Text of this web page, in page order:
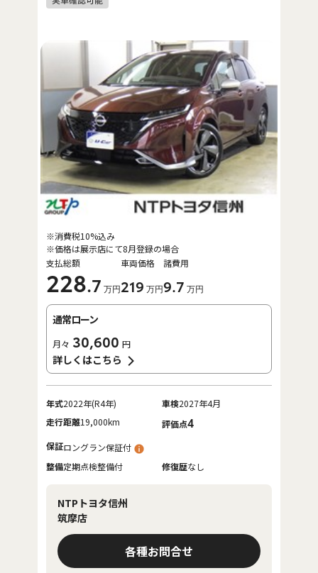
支払総額
228.7 万円
車両価格
219 万円
諸費用
9.7 万円
※消費税10%込み
※価格は展示店にて8月登録の場合
通常ローン
月々 30,600 円
詳しくはこちら
年式2022年(R4年) 車検2027年4月
走行距離19,000km 評価点4
保証ロングラン保証付
整備定期点検整備付 修復歴なし
NTPトヨタ信州
筑摩店
各種お問合せ